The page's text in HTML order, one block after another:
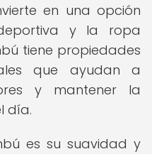
en una opción
y la ropa
tiene propiedades
que ayudan a
y mantener la
día.
es su suavidad y